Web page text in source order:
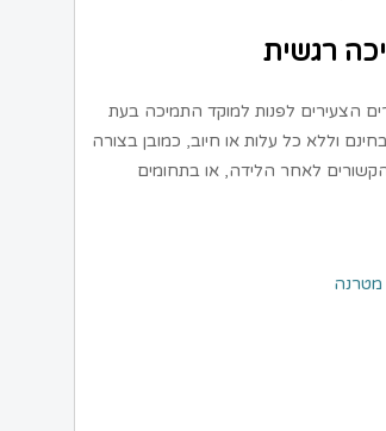
רגשית
הצעירים לפנות למוקד התמיכה בעת
וללא כל עלות או חיוב, כמובן בצורה
לאחר הלידה, או בתחומים
מטרנה